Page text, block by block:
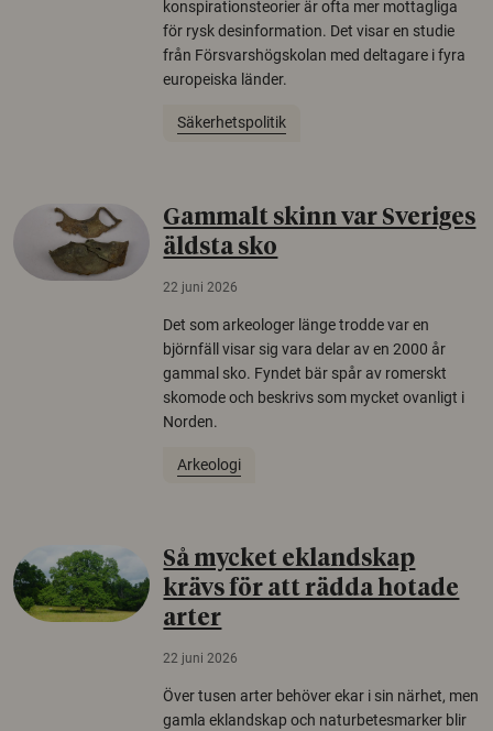
konspirationsteorier är ofta mer mottagliga
för rysk desinformation. Det visar en studie
från Försvarshögskolan med deltagare i fyra
europeiska länder.
Säkerhetspolitik
Gammalt skinn var Sveriges
äldsta sko
22 juni 2026
Det som arkeologer länge trodde var en
björnfäll visar sig vara delar av en 2000 år
gammal sko. Fyndet bär spår av romerskt
skomode och beskrivs som mycket ovanligt i
Norden.
Arkeologi
Så mycket eklandskap
krävs för att rädda hotade
arter
22 juni 2026
Över tusen arter behöver ekar i sin närhet, men
gamla eklandskap och naturbetesmarker blir